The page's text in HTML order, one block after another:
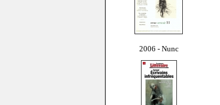
2006 - Nunc